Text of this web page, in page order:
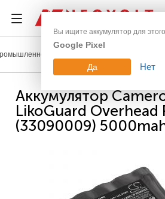
оборудование
Аккумулятор
LikoGuard Overhead
(33090009)
Вы ищите аккумулятор для
Google Pixel
Да Нет